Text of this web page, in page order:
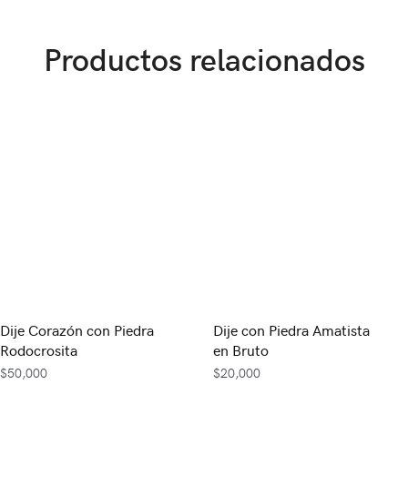
Productos relacionados
Dije Corazón con Piedra
Rodocrosita
$50,000
Dije con Piedra Amatista
en Bruto
$20,000